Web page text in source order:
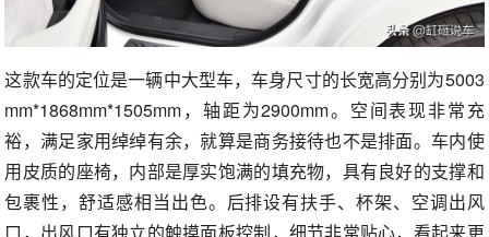
这款车的定位是一辆中大型车，车身尺寸的长宽高分别为5003
mm*1868mm*1505mm，轴距为2900mm。空间表现非常充
裕，满足家用绰绰有余，就算是商务接待也不是排面。车内使
用皮质的座椅，内部是厚实饱满的填充物，具有良好的支撑和
包裹性，舒适感相当出色。后排设有扶手、杯架、空调出风